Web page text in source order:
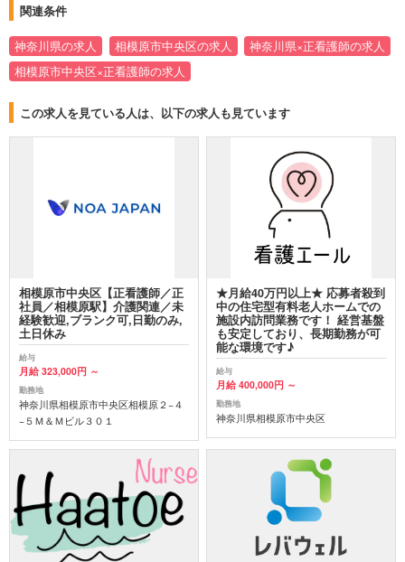
関連条件
神奈川県の求人 相模原市中央区の求人
神奈川県×正看護師の求人
相模原市中央区×正看護師の求人
この求人を見ている人は、以下の求人も見ています
相模原市中央区【正看護師／正
社員／相模原駅】介護関連／未
経験歓迎,ブランク可,日勤のみ,
土日休み
給与
月給 323,000円 ～
勤務地
神奈川県相模原市中央区相模原２−４
−５Ｍ＆Ｍビル３０１
★月給40万円以上★ 応募者殺到
中の住宅型有料老人ホームでの
施設内訪問業務です！ 経営基盤
も安定しており、長期勤務が可
能な環境です♪
給与
月給 400,000円 ～
勤務地
神奈川県相模原市中央区